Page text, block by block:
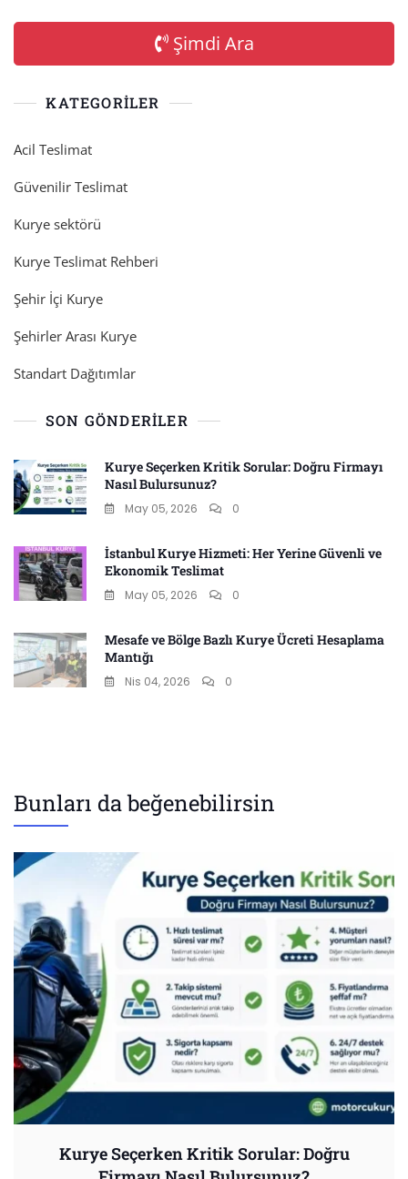
Şimdi Ara
KATEGORILER
Acil Teslimat
Güvenilir Teslimat
Kurye sektörü
Kurye Teslimat Rehberi
Şehir İçi Kurye
Şehirler Arası Kurye
Standart Dağıtımlar
SON GÖNDERILER
Kurye Seçerken Kritik Sorular: Doğru Firmayı
Nasıl Bulursunuz?
May 05, 2026 0
İstanbul Kurye Hizmeti: Her Yerine Güvenli ve
Ekonomik Teslimat
May 05, 2026 0
Mesafe ve Bölge Bazlı Kurye Ücreti Hesaplama
Mantığı
Nis 04, 2026 0
Bunları da beğenebilirsin
Kurye Seçerken Kritik Sorular: Doğru